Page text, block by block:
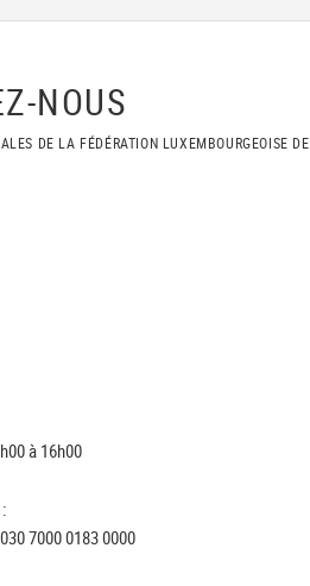
NOUS
DE LA FÉDÉRATION LUXEMBOURGEOISE DE
à 16h00
7000 0183 0000